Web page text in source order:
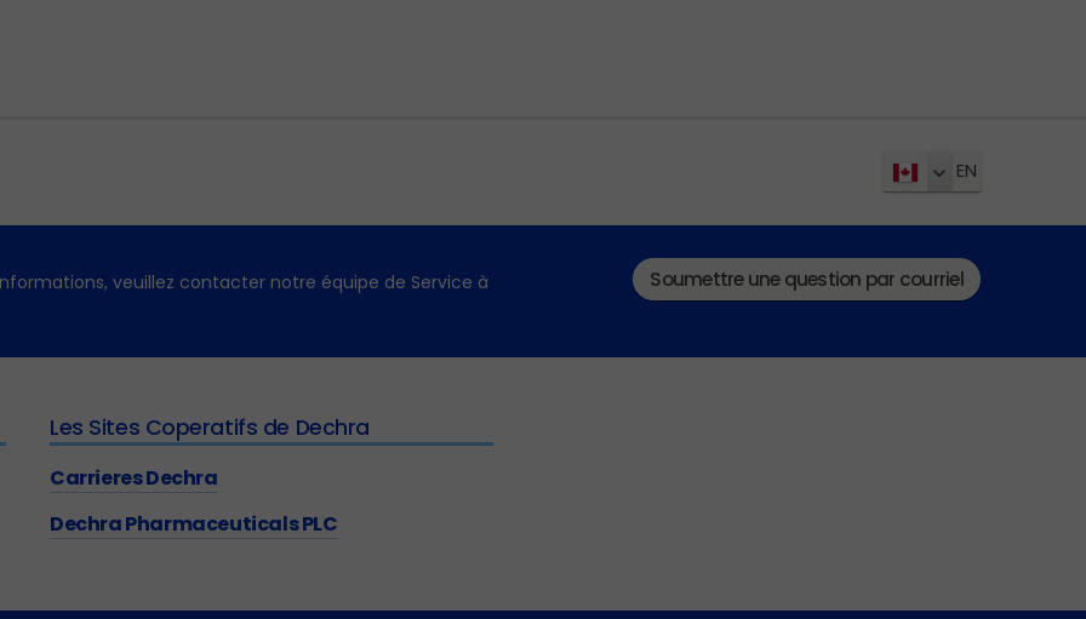
EN
veuillez contacter notre équipe de Service à Soumettre une question par courriel
Les Sites Coperatifs de Dechra
Carrieres Dechra
Dechra Pharmaceuticals PLC